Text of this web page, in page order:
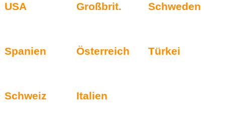
USA
Spanien
Schweiz
Großbrit.
Österreich
Italien
Schweden
Türkei